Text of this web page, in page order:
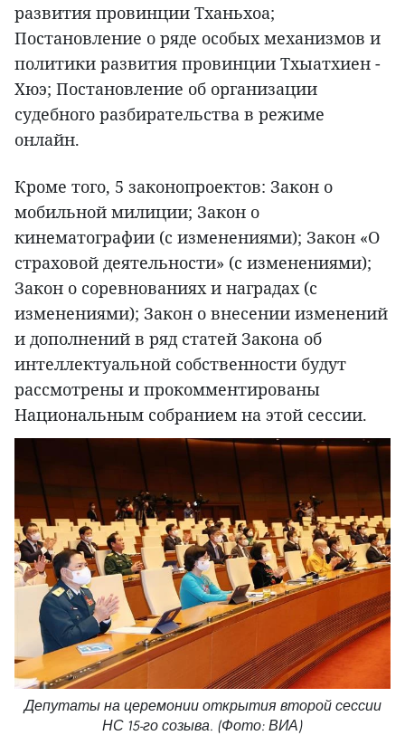
развития провинции Тханьхоа;
Постановление о ряде особых механизмов и
политики развития провинции Тхыатхиен -
Хюэ; Постановление об организации
судебного разбирательства в режиме
онлайн.
Кроме того, 5 законопроектов: Закон о
мобильной милиции; Закон о
кинематографии (с изменениями); Закон «О
страховой деятельности» (с изменениями);
Закон о соревнованиях и наградах (с
изменениями); Закон о внесении изменений
и дополнений в ряд статей Закона об
интеллектуальной собственности будут
рассмотрены и прокомментированы
Национальным собранием на этой сессии.
Депутаты на церемонии открытия второй сессии
НС 15-го созыва. (Фото: ВИА)